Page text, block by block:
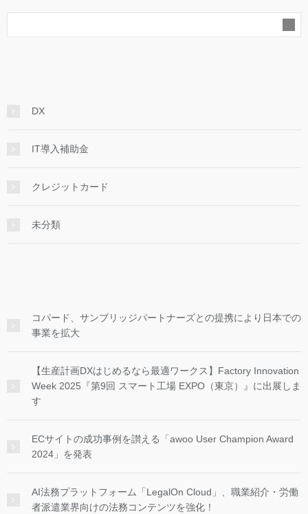
DX
IT導入補助金
クレジットカード
未分類
コパード、サンブリッジパートナーズとの提携により日本での
事業を拡大
【生産計画DXはじめるなら最適ワークス】Factory Innovation
Week 2025『第9回 スマート工場 EXPO（東京）』に出展しま
す
ECサイトの成功事例を讃える「awoo User Champion Award
2024」を発表
AI法務プラットフォーム「LegalOn Cloud」、職業紹介・労働
者派遣業界向けの法務コンテンツを強化！